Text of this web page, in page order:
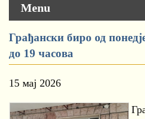
Menu
Грађански биро од
до 19 часова
15 мај 2026